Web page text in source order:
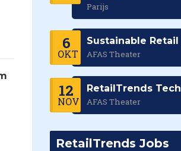
Parijs
6
OKT
Sustainable Retail
AFAS Theater
12
NOV
RetailTrends Tech
AFAS Theater
RetailTrends Jobs